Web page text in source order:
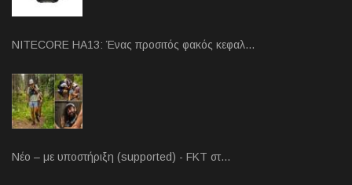
NITECORE HA13: Ένας προσιτός φακός κεφαλ…
Νέο – με υποστήριξη (supported) - FKT στ…